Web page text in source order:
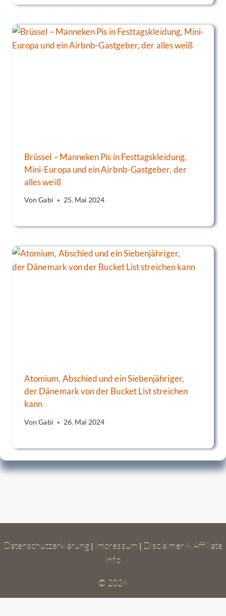
Brüssel – Manneken Pis in Festtagskleidung,
Mini-Europa und ein Airbnb-Gastgeber, der
alles weiß
Von Gabi 25. Mai 2024
Atomium, Abschied und ein Siebenjähriger,
der Dänemark von der Bucket List streichen
kann
Von Gabi 26. Mai 2024
Datenschutzerklärung | Impressum | Disclaimer & Affiliate
Info
© 2026